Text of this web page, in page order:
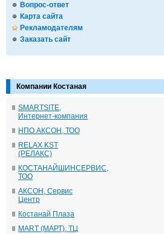
Вопрос-ответ
Карта сайта
Рекламодателям
Заказать сайт
Компании Костаная
SMARTSITE,
Интернет-компания
НПО АКСОН, ТОО
RELAX KST
(РЕЛАКС)
КОСТАНАЙШИНСЕРВИС,
ТОО
АКСОН, Сервис
Центр
Костанай Плаза
MART (МАРТ), ТЦ